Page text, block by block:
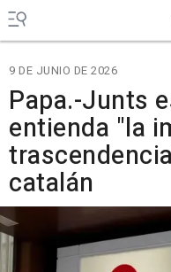
9 DE JUNIO DE 2026
Papa.-Junts
entienda "la
catalán